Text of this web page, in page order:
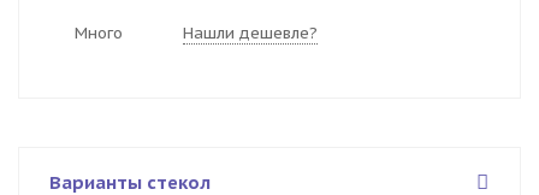
Много Нашли дешевле?
Варианты стекол